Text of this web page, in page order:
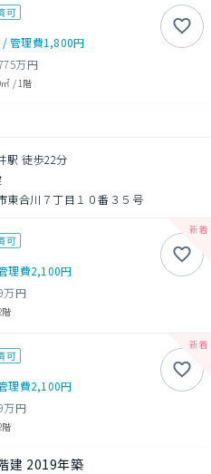
可
/管理費1,800円
万円
/1階
駅 徒歩22分
東合川７丁目１０番３５号
可
理費2,100円
万円
階
可
理費2,100円
万円
階
建 2019年築